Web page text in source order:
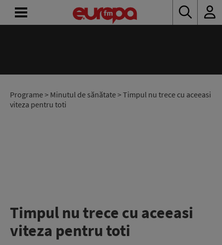
Programe> Minutul de sănătate> Timpul nu trece cu aceeasi
viteza pentru toti
Timpul nu trece cu aceeasi
viteza pentru toti
RADIO